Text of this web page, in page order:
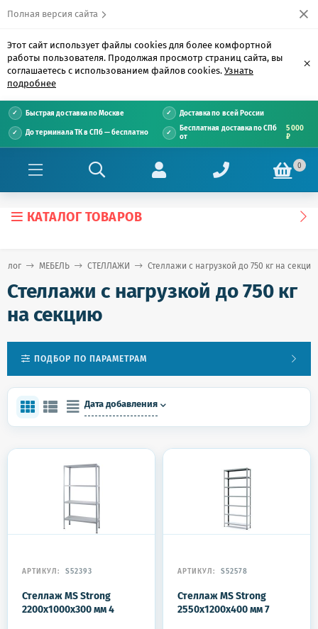
Полная версия сайта
Этот сайт использует файлы cookies для более комфортной
работы пользователя. Продолжая просмотр страниц сайта, вы
соглашаетесь с использованием файлов cookies. Узнать
подробнее
×
Быстрая доставка по Москве Доставка по всей России
До терминала ТК в СПб — бесплатно
Бесплатная доставка по СПб
от
5 000
₽
0
КАТАЛОГ ТОВАРОВ
МЕБЕЛЬ СТЕЛЛАЖИ Стеллажи с нагрузкой до 750 кг на секцию
Стеллажи с нагрузкой до 750 кг
на секцию
ПОДБОР ПО ПАРАМЕТРАМ
Дата добавления
АРТИКУЛ: S52393
Стеллаж MS Strong
2200x1000x300 мм 4
АРТИКУЛ: S52578
Стеллаж MS Strong
2550x1200x400 мм 7